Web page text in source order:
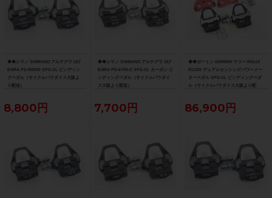
◆◆シマノ SHIMANO アルテグラ ULT
EGRA PD-R8000 SPD-SL ビンディン
グペダル（サイクルパラダイス大阪よ
り配送）
8,800円
◆◆シマノ SHIMANO アルテグラ ULT
EGRA PD-6700-C SPD-SL カーボン ビ
ンディングペダル（サイクルパラダイ
ス大阪より配送）
7,700円
◆◆ガーミン GARMIN ラリー RALLY
RS200 デュアルセンシングパワーメー
ターペダル SPD-SL ビンディングペダ
ル（サイクルパラダイス大阪より配
86,900円